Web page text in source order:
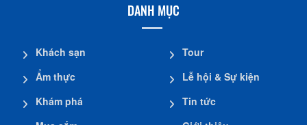
DANH MỤC
Khách sạn
Ẩm thực
Khám phá
Tour
Lễ hội & Sự kiện
Tin tức